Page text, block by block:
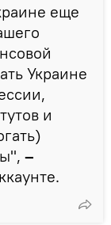
еще
Украине
и
–